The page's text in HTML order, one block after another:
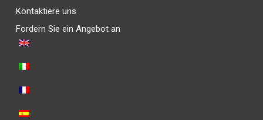
Kontaktiere uns
Fordern Sie ein Angebot an